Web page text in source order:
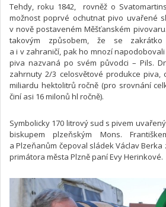
Tehdy, roku 1842, rovněž o
možnost poprvé ochutnat pivo uvařené
v nově postaveném Měšťanském
takovým způsobem, že se
a i v zahraničí, pak ho mnozí
piva nazvaná po svém původci – Pils.
zahrnuty 2/3 celosvětové produkce piva,
miliardu hektolitrů ročně (pro srovnání
činí asi 16 milonů hl ročně).
Symbolicky 170 litrový sud s pivem
biskupem plzeňským Mons.
a Plzeňanům čepoval sládek Václav
primátora města Plzně paní Evy Herinkové.